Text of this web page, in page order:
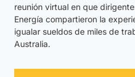
reunión virtual en que
Energía compartieron la
igualar sueldos de miles de
Australia.